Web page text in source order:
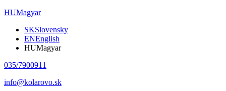
HUMagyar
SKSlovensky
ENEnglish
HUMagyar
035/7900911
info@kolarovo.sk